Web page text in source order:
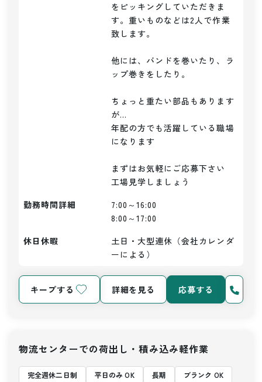
をピッキングしていただきま
す。重いものなどは2人で作業
致します。
他には、バンドを巻いたり、ラ
ップ巻きをしたり。
ちょっと重たい部品もあります
が...
年配の方でも活躍している職場
になります
まずはお気軽にご応募下さい
勤務時間詳細
7:00～16:00
8:00～17:00
休日休暇
土日・大型連休（会社カレンダ
ーによる）
キープする 詳細を見る 応募する
物流センターでの荷出し・積み込み軽作業
完全週休二日制 平日のみ OK 長期
ブランク OK